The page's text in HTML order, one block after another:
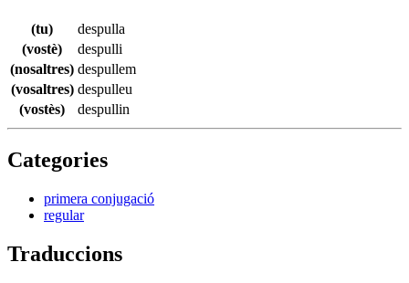
(tu)
despulla
(vostè)
despulli
(nosaltres) despullem
(vosaltres) despulleu
(vostès)
despullin
Categories
primera conjugació
regular
Traduccions